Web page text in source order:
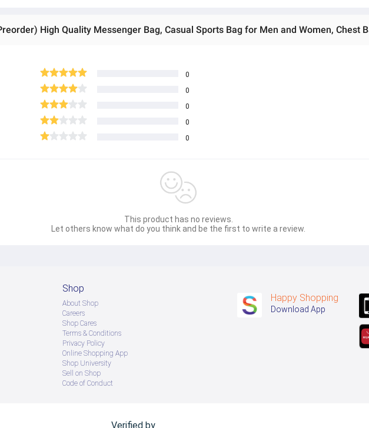
High Quality Messenger Bag, Casual Sports Bag for Men and Women, Chest
0
0
0
0
0
This product has no reviews.
Let others know what do you think and be the first to write a review.
Shop
About Shop
Careers
Shop Cares
Terms & Conditions
Privacy Policy
Online Shopping App
Shop University
Sell on Shop
Code of Conduct
Happy Shopping
Download App
Verified by